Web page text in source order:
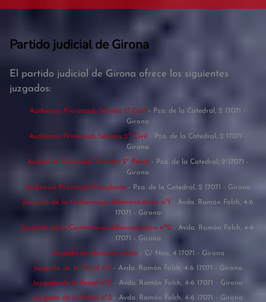
Partido judicial de Girona
El partido judicial de Girona ofrece los siguientes
juzgados:
Audiencia Provincial, Sección 1ª Civil - Pza. de la Catedral, 2 17071 -
Girona
Audiencia Provincial, Sección 2ª Civil
- Pza. de la Catedral, 2 17071 -
Girona
Audiencia Provincial, Sección 3ª Penal
- Pza. de la Catedral, 2 17071 -
Girona
Audiencia Provincial Presidente - Pza. de la Catedral, 2 17071 - Girona
Juzgado de lo Contencioso-Administrativo nº1 - Avda. Ramón Folch, 4-6
17071 - Girona
Juzgado de lo Contencioso-Administrativo nº2 - Avda. Ramón Folch, 4-6
17071 - Girona
Juzgado de Menores único - C/ Nou, 4 17071 - Girona
Juzgado de lo Penal nº1 - Avda. Ramón Folch, 4-6 17071 - Girona
Juzgado de lo Penal nº2 - Avda. Ramón Folch, 4-6 17071 - Girona
Juzgado de lo Penal nº3 - Avda. Ramón Folch, 4-6 17071 - Girona